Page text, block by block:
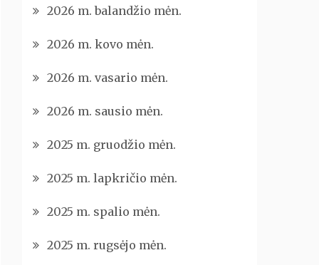
2026 m. balandžio mėn.
2026 m. kovo mėn.
2026 m. vasario mėn.
2026 m. sausio mėn.
2025 m. gruodžio mėn.
2025 m. lapkričio mėn.
2025 m. spalio mėn.
2025 m. rugsėjo mėn.